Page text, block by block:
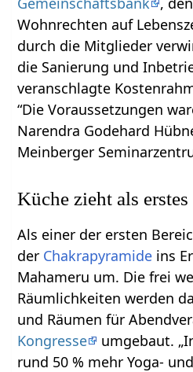
Wohnrechten auf
durch die Mitglieder
die Sanierung und
veranschlagte
“Die Voraussetzungen
Narendra Godehard
Meinberger
Küche zieht als erstes
Als einer der ersten
der Chakrapyramide ins
Mahameru um. Die frei
Räumlichkeiten werden
und Räumen für
Kongresse
umgebaut.
rund 50 % mehr Yoga-